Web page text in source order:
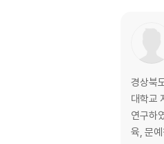
경상북
대학교
연구하